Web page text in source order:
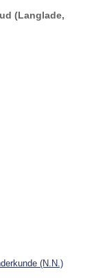
(Langlade,
(N.N.)